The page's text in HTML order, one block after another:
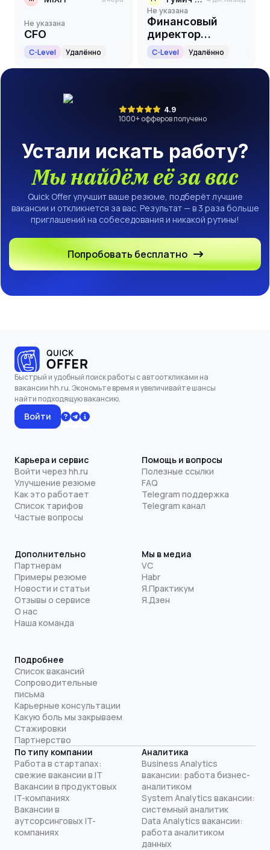
Не указана
CFO
C-Level Удалённо
Не указана
Финансовый
директор
(CFO/Chief
Financial Officer)
C-Level Удалённо
4.9
1000+ офферов получено
Устали искать работу?
Мы найдём её за вас
Quick Offer улучшит ваше резюме, подберёт лучшие
вакансии и откликнется за вас. Результат — в 3 раза больше
приглашений на собеседования и никакой рутины!
Попробовать бесплатно
Быстрый и удобный поиск работы с автооткликами на
вакансии hh.ru. Экономьте время и увеличивайте шансы
найти подходящую вакансию.
Войти
Карьера и сервис
Войти через hh.ru
Улучшение резюме
Как это работает
Список тарифов
Частые вопросы
Помощь и вопросы
Полезные ссылки
FAQ
Telegram поддержка
Telegram канал
Дополнительно
Партнерам
Примеры резюме
Новости и статьи
Отзывы о сервисе
О нас
Наша команда
Мы в медиа
VC
Habr
Я.Практикум
Я.Дзен
Подробнее
Список вакансий
Сопроводительные
письма
Карьерные консультации
Какую боль мы закрываем
Стажировки
Партнерство
По типу компании
Работа в стартапах:
свежие вакансии в IT
Вакансии в продуктовых
IT-компаниях
Вакансии в
аутсорсинговых IT-
компаниях
Аналитика
Business Analytics
вакансии: работа бизнес-
аналитиком
System Analytics вакансии:
системный аналитик
Data Analytics вакансии:
работа аналитиком
данных